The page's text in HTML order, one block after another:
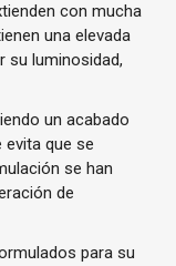
con mucha
una elevada
su luminosidad,
un acabado
evita que se
se han
de
para su